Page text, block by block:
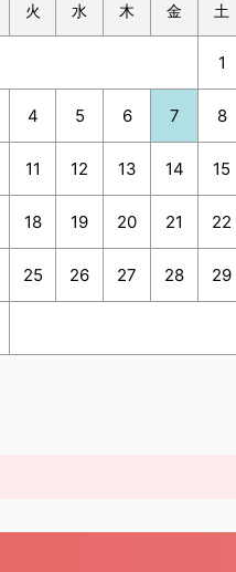
火 水 木 金 土
1
4 5 6 7 8
11 12 13 14 15
18 19 20 21 22
25 26 27 28 29